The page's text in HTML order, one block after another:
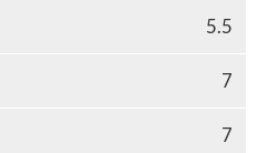
5.5
7
7